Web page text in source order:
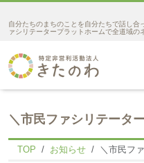
自分たちのまちのことを自分たちで話し
ァシリテータープラットホームで全道域の
＼市民ファシリテータ
TOP お知らせ ＼市民フ